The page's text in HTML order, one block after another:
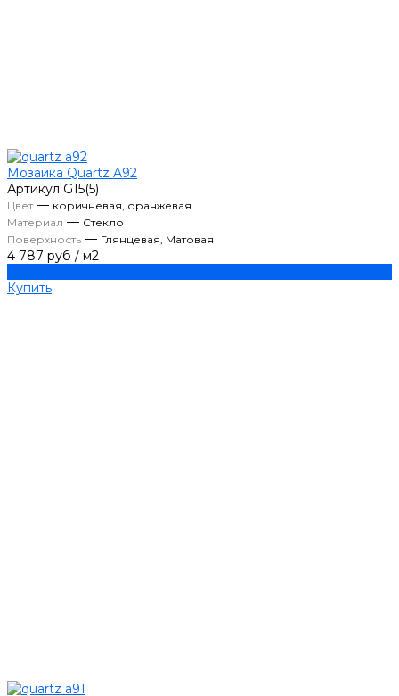
Мозаика Quartz A92
Артикул G15(5)
Цвет— коричневая, оранжевая
Материал — Стекло
Поверхность — Глянцевая, Матовая
4 787 руб / м2
Купить